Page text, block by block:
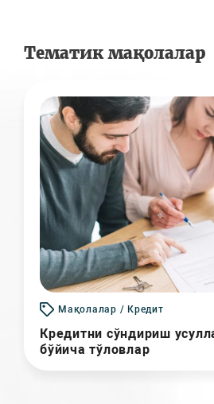
Тематик мақолалар
Мақолалар / Кредит
Кредитни сўндириш
бўйича тўловлар